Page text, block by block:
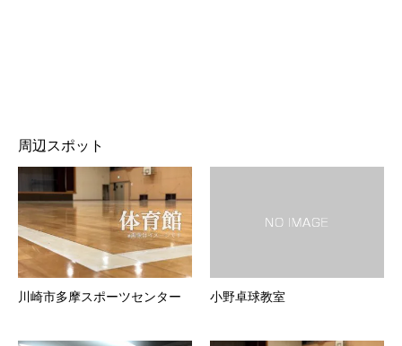
周辺スポット
川崎市多摩スポーツセンター 小野卓球教室